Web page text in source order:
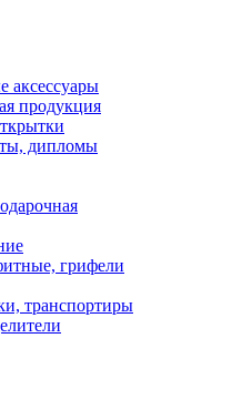
аксессуары
продукция
дипломы
грифели
транспортиры